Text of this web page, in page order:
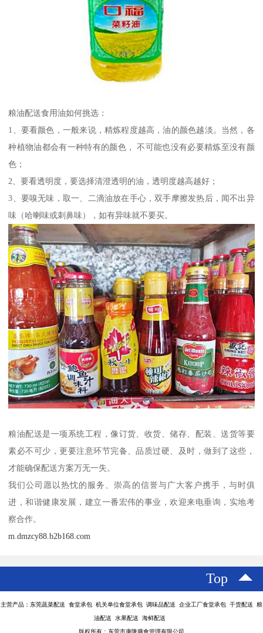
粮油配送食用油如何挑选：
1、要看颜色，一般来说，精炼程度越高，油的颜色越淡。当然，各
种植物油都会有一种特有的颜色， 不可能也没有必要精炼至没有颜
色；
2、要看透明度，要选择清澄透明的油，透明度越高越好；
3、要嗅无味，取一、二滴油放在手心，双手摩擦发热后，闻不出异
味（哈喇味或刺鼻味），如有异味就不要买。
粮油配送是一项系统工程，像订货、收货、储存、配装、送货等要
素必不可少，更要注意环节完备、品质过硬、及时，做到了这些，
才能确保配送方案万无一失。
我们公司愿以热忱的服务、崇高的信誉与广大客户携手，与时俱
进，和谐健康发展，建立一番宏伟的事业，欢迎来电垂询，实地考
察合作。
m.dmzcy88.b2b168.com
Top
主营产品：东莞蔬菜配送 食堂承包 机关单位食堂承包 调味品配送 企业工厂食堂承包 干货配送 粮
油配送 水果配送 海鲜配送
版权所有：东莞市康隆膳食管理有限公司